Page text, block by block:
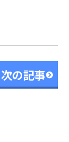
次の記事